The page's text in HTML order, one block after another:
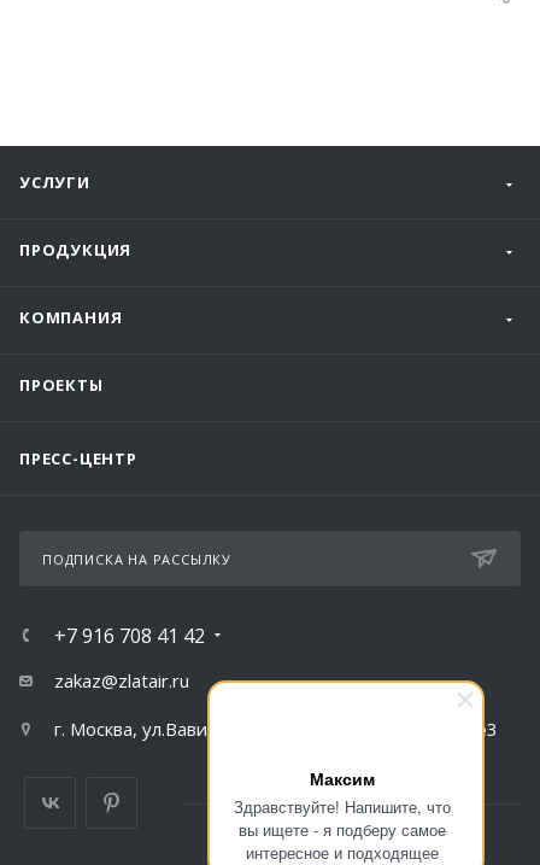
Максим
Здравствуйте! Напишите, что
вы ищете - я подберу самое
интересное и подходящее
УСЛУГИ
ПРОДУКЦИЯ
КОМПАНИЯ
ПРОЕКТЫ
ПРЕСС-ЦЕНТР
ПОДПИСКА НА РАССЫЛКУ
+7 916 708 41 42
zakaz@zlatair.ru
г. Москва, ул.Вавилова, д.79, корпус 1, подъезд №3